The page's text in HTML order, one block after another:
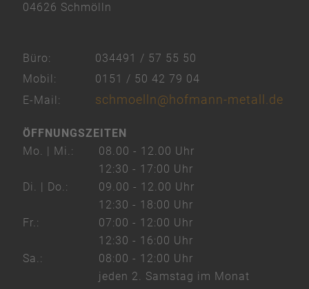
04626 Schmölln
Büro:
034491 / 57 55 50
Mobil:
0151 / 50 42 79 04
E-Mail:
schmoelln@hofmann-metall.de
ÖFFNUNGSZEITEN
Mo. | Mi.:
08.00 - 12.00 Uhr
12:30 - 17:00 Uhr
Di. | Do.:
09.00 - 12.00 Uhr
12:30 - 18:00 Uhr
Fr.:
07:00 - 12:00 Uhr
12:30 - 16:00 Uhr
Sa.:
08:00 - 12:00 Uhr
jeden 2. Samstag im Monat